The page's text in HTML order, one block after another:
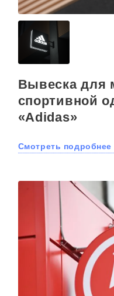
Вывеска для
спортивной
«Adidas»
Смотреть подробнее